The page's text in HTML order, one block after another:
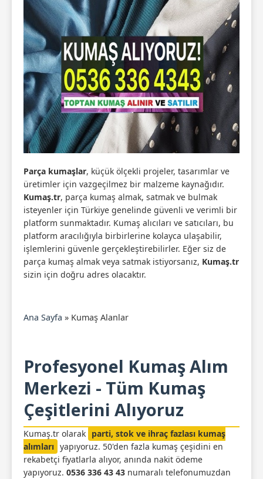
Parça kumaşlar, küçük ölçekli projeler, tasarımlar ve
üretimler için vazgeçilmez bir malzeme kaynağıdır.
Kumaş.tr, parça kumaş almak, satmak ve bulmak
isteyenler için Türkiye genelinde güvenli ve verimli bir
platform sunmaktadır. Kumaş alıcıları ve satıcıları, bu
platform aracılığıyla birbirlerine kolayca ulaşabilir,
işlemlerini güvenle gerçekleştirebilirler. Eğer siz de
parça kumaş almak veya satmak istiyorsanız, Kumaş.tr
sizin için doğru adres olacaktır.
Ana Sayfa » Kumaş Alanlar
Profesyonel Kumaş Alım
Merkezi - Tüm Kumaş
Çeşitlerini Alıyoruz
Kumaş.tr olarak parti, stok ve ihraç fazlası kumaş
alımları yapıyoruz. 50'den fazla kumaş çeşidini en
rekabetçi fiyatlarla alıyor, anında nakit ödeme
yapıyoruz. 0536 336 43 43 numaralı telefonumuzdan